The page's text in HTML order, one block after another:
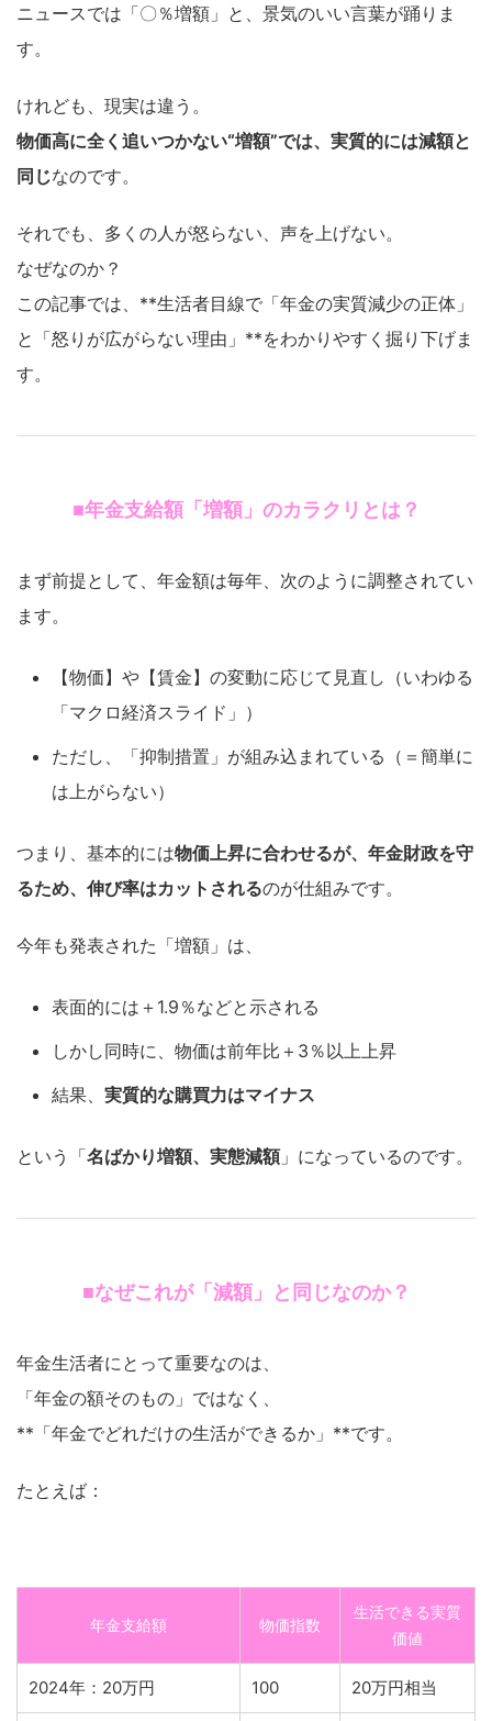
ニュースでは「〇％増額」と、景気のいい言葉が踊りま
す。
けれども、現実は違う。
物価高に全く追いつかない“増額”では、実質的には減額と
同じなのです。
それでも、多くの人が怒らない、声を上げない。
なぜなのか？
この記事では、**生活者目線で「年金の実質減少の正体」
と「怒りが広がらない理由」**をわかりやすく掘り下げま
す。
■年金支給額「増額」のカラクリとは？
まず前提として、年金額は毎年、次のように調整されてい
ます。
【物価】や【賃金】の変動に応じて見直し（いわゆる
「マクロ経済スライド」）
ただし、「抑制措置」が組み込まれている（＝簡単に
は上がらない）
つまり、基本的には物価上昇に合わせるが、年金財政を守
るため、伸び率はカットされるのが仕組みです。
今年も発表された「増額」は、
表面的には＋1.9％などと示される
しかし同時に、物価は前年比＋3％以上上昇
結果、 実質的な購買力はマイナス
という「名ばかり増額、実態減額」になっているのです。
■なぜこれが「減額」と同じなのか？
年金生活者にとって重要なのは、
「年金の額そのもの」ではなく、
**「年金でどれだけの生活ができるか」**です。
たとえば：
年金支給額 物価指数
生活できる実質
価値
2024年：20万円 100 20万円相当